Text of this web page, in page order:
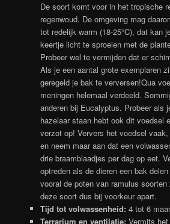
De soort komt voor in het tropische
regenwoud. De omgeving mag
tot redelijk warm (18-25°C), dat kan
keertje licht te sproeien met de
Probeer wel te vermijden dat er
Als je een aantal grote exemplaren
geregeld je bak te verversen!Qua
meningen helemaal verdeeld.
anderen bij Eucalyptus. Probeer als
hazelaar staan hebt ook dit voedsel
verzot op! Ververs het voedsel
en neem maar aan dat een
drie braamblaadjes per dag op eet.
optreden als de dieren een bak
vooral de poten van ramulus
deze soort dus bij voorkeur apart.
Tijd tot volwassenheid: 4 tot 6
Terrarium en ventilatie: Vermits